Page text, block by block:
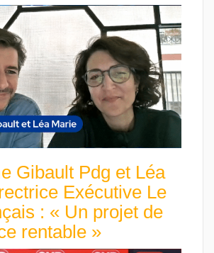
Gibault Pdg et Léa
Exécutive Le
: « Un projet de
rentable »